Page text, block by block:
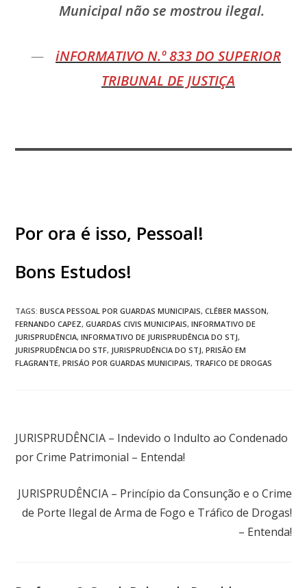
Municipal não se mostrou ilegal.
iNFORMATIVO N.º 833 DO SUPERIOR
TRIBUNAL DE JUSTIÇA
Por ora é isso, Pessoal!
Bons Estudos!
TAGS:BUSCA PESSOAL POR GUARDAS MUNICIPAIS, CLÉBER MASSON,
FERNANDO CAPEZ, GUARDAS CIVIS MUNICIPAIS, INFORMATIVO DE
JURISPRUDÊNCIA, INFORMATIVO DE JURISPRUDÊNCIA DO STJ,
JURISPRUDÊNCIA DO STF, JURISPRUDÊNCIA DO STJ, PRISÃO EM
FLAGRANTE, PRISÁO POR GUARDAS MUNICIPAIS, TRAFICO DE DROGAS
JURISPRUDÊNCIA – Indevido o Indulto ao Condenado
por Crime Patrimonial – Entenda!
JURISPRUDÊNCIA – Princípio da Consunção e o Crime
de Porte Ilegal de Arma de Fogo e Tráfico de Drogas!
– Entenda!